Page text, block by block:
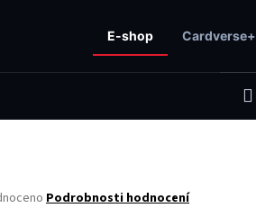
E-shop Cardverse+
Podrobnosti hodnocení